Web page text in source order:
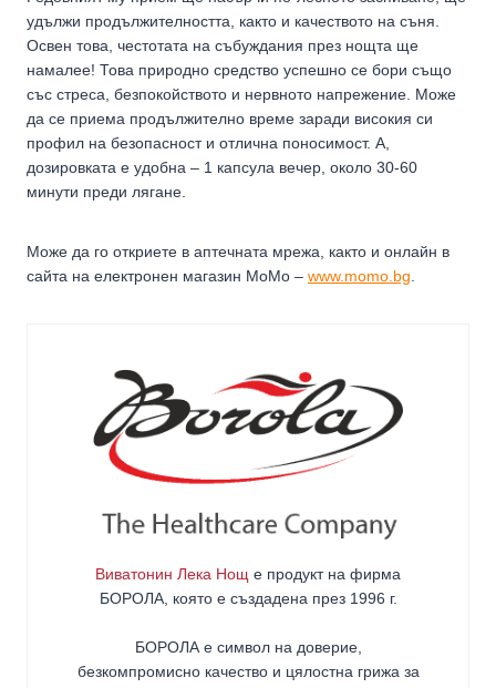
удължи продължителността, както и качеството на съня.
Освен това, честотата на събуждания през нощта ще
намалее! Това природно средство успешно се бори също
със стреса, безпокойството и нервното напрежение. Може
да се приема продължително време заради високия си
профил на безопасност и отлична поносимост. А,
дозировката е удобна – 1 капсула вечер, около 30-60
минути преди лягане.
Може да го откриете в аптечната мрежа, както и онлайн в
сайта на електронен магазин MoMo – www.momo.bg
Виватонин Лека Нощ е продукт на фирма
БОРОЛА, която е създадена през 1996 г.
БОРОЛА е символ на доверие,
безкомпромисно качество и цялостна грижа за